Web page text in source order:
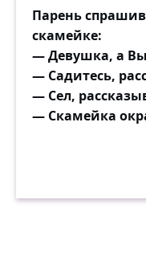
Парень
скамейке:
— Девушка, а Вы
— Садитесь,
— Сел,
— Скамейка